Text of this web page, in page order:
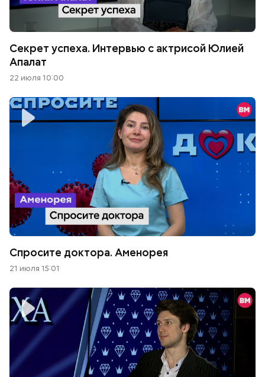
Секрет успеха. Интервью с актрисой Юлией
Апалат
22 июля 10:00
Спросите доктора. Аменорея
21 июля 15:01